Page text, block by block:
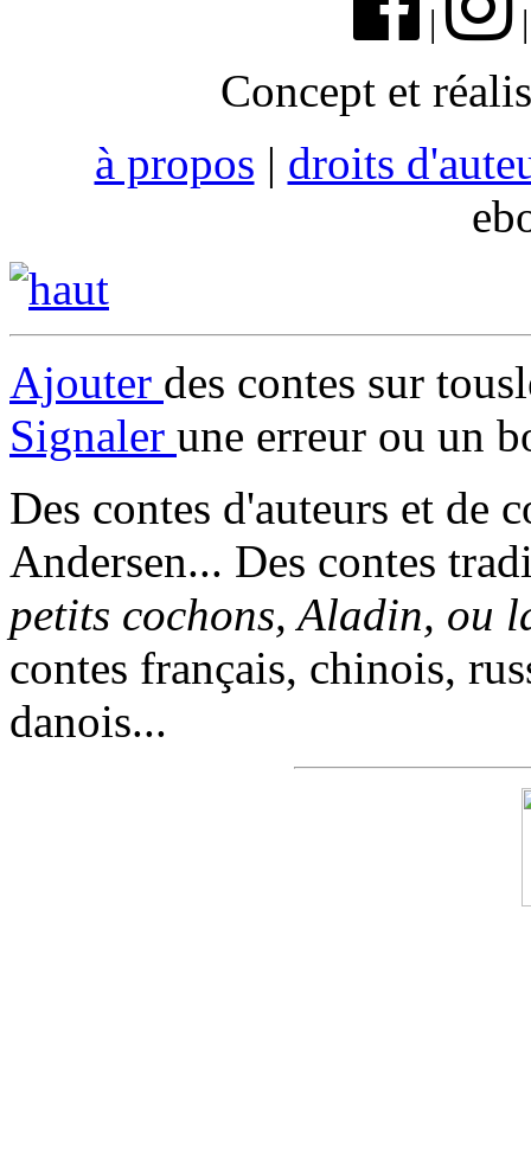
|
Concept et
à propos | droits
Ajouter des contes sur
Signaler une erreur ou un
Des contes d'auteurs et de
Andersen... Des contes
petits cochons, Aladin, ou
contes français, chinois,
danois...